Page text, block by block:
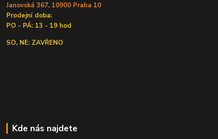
Janovská 367, 10900 Praha 10
Prodejní doba:
PO - PÁ: 13 - 19 hod
SO, NE: ZAVŘENO
Kde nás najdete